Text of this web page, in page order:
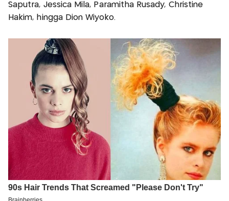
Saputra, Jessica Mila, Paramitha Rusady, Christine
Hakim, hingga Dion Wiyoko.